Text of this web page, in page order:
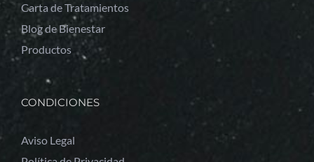
Carta de Tratamientos
Blog de Bienestar
Productos
CONDICIONES
Aviso Legal